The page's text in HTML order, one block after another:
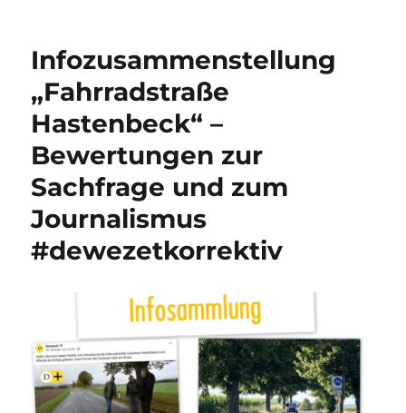
Infozusammenstellung
„Fahrradstraße
Hastenbeck“ –
Bewertungen zur
Sachfrage und zum
Journalismus
#dewezetkorrektiv